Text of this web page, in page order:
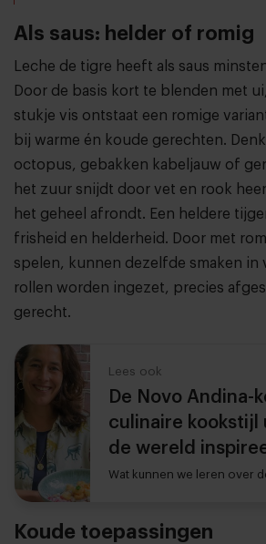
Als saus: helder of romig
Leche de tigre heeft als saus
Door de basis kort te blenden met
stukje vis ontstaat een romige
bij warme én koude gerechten.
octopus, gebakken kabeljauw of
het zuur snijdt door vet en rook
het geheel afrondt. Een heldere
frisheid en helderheid. Door met
spelen, kunnen dezelfde smaken in
rollen worden ingezet, precies
gerecht.
Lees ook
De Novo Andina-
culinaire kookstijl
de wereld
Wat kunnen we leren over
Koude toepassingen